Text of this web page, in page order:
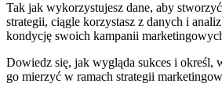
Tak jak wykorzystujesz dane, aby
strategii, ciągle korzystasz z danych i
kondycję swoich kampanii
Dowiedz się, jak wygląda sukces i określ,
go mierzyć w ramach strategii